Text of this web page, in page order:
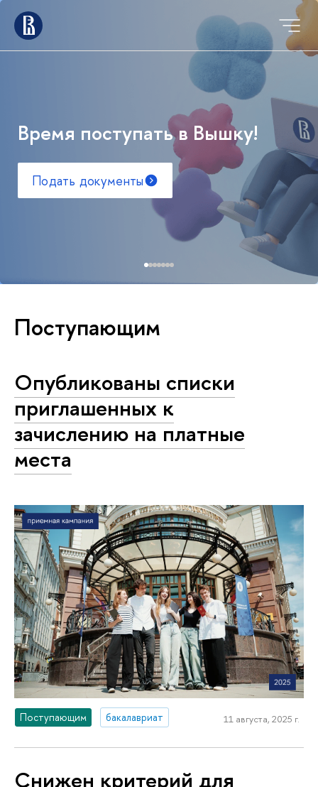
Время поступать в Вышку!
Подать документы
Поступающим
Опубликованы списки
приглашенных к
зачислению на платные
места
Поступающим бакалавриат 11 августа, 2025 г.
Снижен критерий для